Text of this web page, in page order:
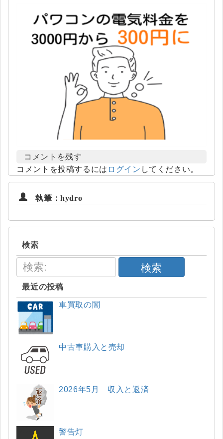
コメントを残す
コメントを投稿するには ログイン してください。
執筆：hydro
検索
検索
最近の投稿
車買取の闇
中古車購入と売却
2026年5月 収入と返済
警告灯